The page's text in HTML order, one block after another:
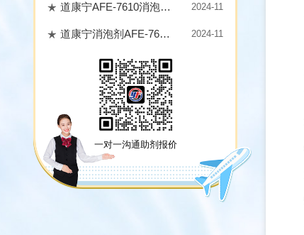
道康宁AFE-7610消泡剂使用浓度‌ 2024-11
道康宁消泡剂AFE-7610的价格会受到哪些因素的影响？ 2024-11
一对一沟通助剂报价